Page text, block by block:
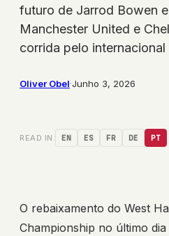
futuro de Jarrod Bowen
Manchester United e
corrida pelo internacional
Oliver Obel·Junho 3, 2026
READ IN: EN ES FR DE PT
O rebaixamento do West
Championship no último